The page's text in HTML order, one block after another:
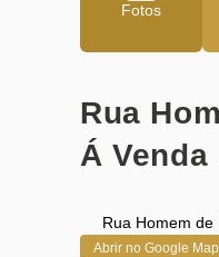
Fotos
Rua
Á Venda
Rua Homem de
Abrir no Google